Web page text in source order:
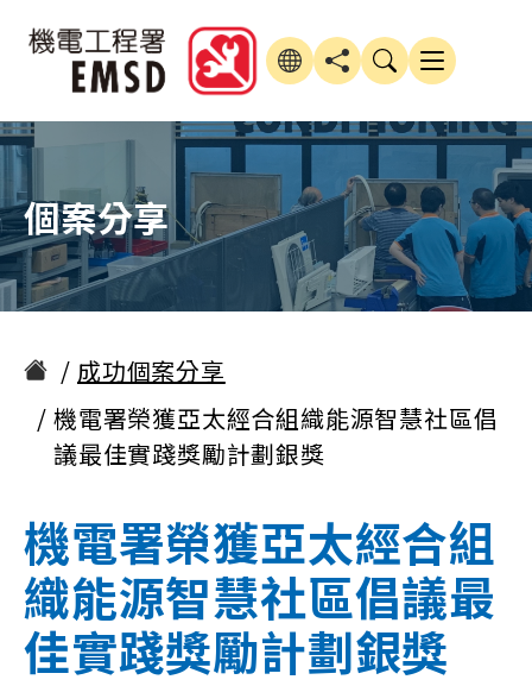
個案分享
成功個案分享
機電署榮獲亞太經合組織能源智慧社區倡
議最佳實踐獎勵計劃銀獎
機電署榮獲亞太經合組
織能源智慧社區倡議最
佳實踐獎勵計劃銀獎